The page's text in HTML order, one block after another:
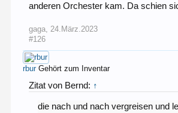
anderen Orchester kam. Da schien
gaga 24.März.2023
#126
rbur Gehört zum Inventar
Zitat von Bernd: ↑
die nach und nach vergreisen und